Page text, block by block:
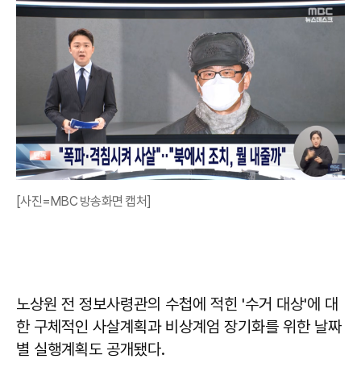
[사진=MBC 방송화면 캡처]
노상원 전 정보사령관의 수첩에 적힌 '수거 대상'에 대
한 구체적인 사살계획과 비상계엄 장기화를 위한 날짜
별 실행계획도 공개됐다.